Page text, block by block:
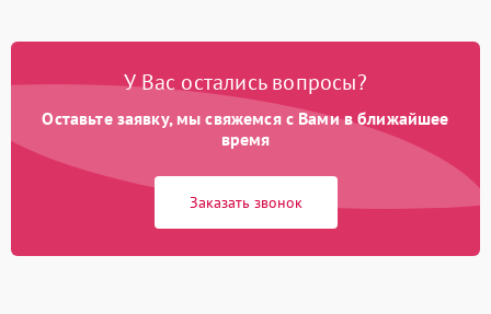
Появление запаха гари 2400 ₽ Подробнее →
Проблемы с вентилятором 2000 ₽
Поломка системы
охлаждения
Подробнее →
Не работают сенсорные
У Вас остались вопросы?
Оставьте заявку, мы свяжемся с Вами в ближайшее
время
Заказать звонок